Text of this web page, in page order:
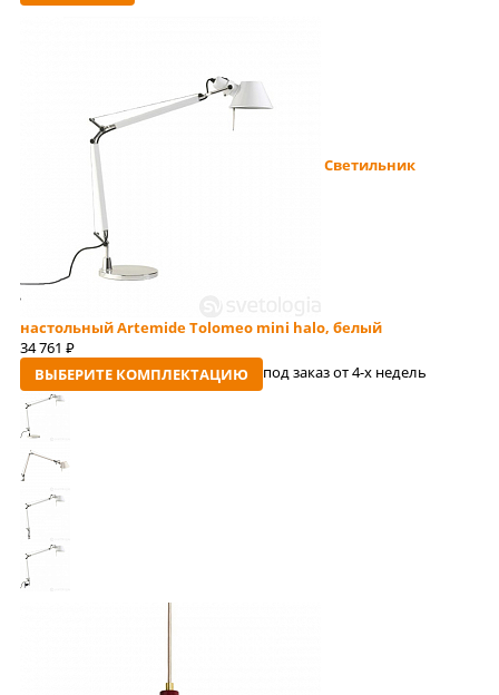
Светильник
настольный Artemide Tolomeo mini halo, белый
34 761 руб
ВЫБЕРИТЕ КОМПЛЕКТАЦИЮ под заказ от 4-x недель